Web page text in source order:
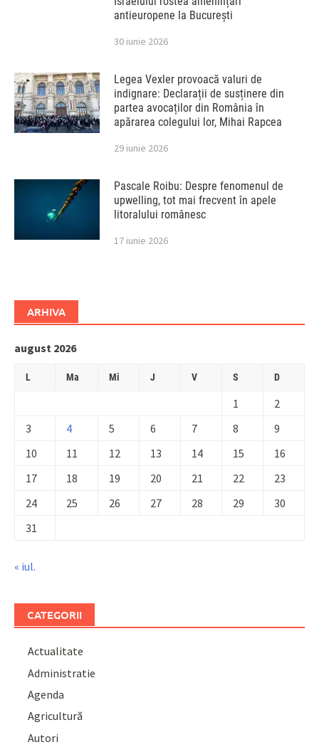
antieuropene la București
30 iunie 2026
Legea Vexler provoacă valuri de
indignare: Declarații de susținere din
partea avocaților din România în
apărarea colegului lor, Mihai Rapcea
29 iunie 2026
Pascale Roibu: Despre fenomenul de
upwelling, tot mai frecvent în apele
litoralului românesc
17 iunie 2026
ARHIVA
august 2026
L Ma Mi J V S D
1
2
3
4 5 6 7 8
9
10
11 12 13 14 15
16
17
18 19 20 21 22
23
24
25 26 27 28 29
30
31
« iul.
CATEGORII
Actualitate
Administratie
Agenda
Agricultură
Autori